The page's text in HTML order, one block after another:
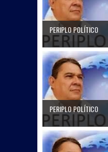
PERIPLO POLÍTICO
PERIPLO POLÍTICO